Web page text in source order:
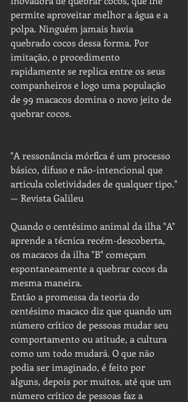
permite aproveitar melhor a água e a
polpa. Ninguém jamais havia
quebrado cocos dessa forma. Por
imitação, o procedimento
rapidamente se replica entre os seus
companheiros e logo uma população
de 99 macacos domina o novo jeito de
quebrar cocos.
"A ressonância mórfica é um processo
básico, difuso e não-intencional que
articula coletividades de qualquer tipo."
— Revista Galileu
Quando o centésimo animal da ilha "A"
aprende a técnica recém-descoberta,
os macacos da ilha "B" começam
espontaneamente a quebrar cocos da
mesma maneira.
Então a promessa da teoria do
centésimo macaco diz que quando um
número crítico de pessoas mudar seu
comportamento ou atitude, a cultura
como um todo mudará. O que não
podia ser imaginado, é feito por
alguns, depois por muitos, até que um
número crítico de pessoas faz a